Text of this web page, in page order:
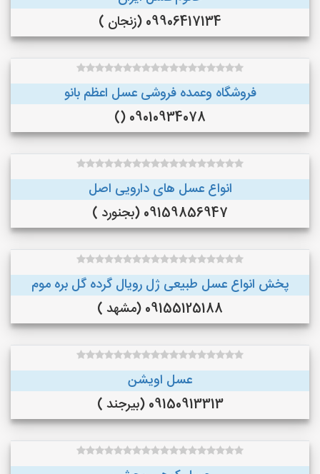
09906417134 (زنجان )
فروشگاه وعمده فروشی عسل اعظم بانو
09010934078 ()
انواع عسل های دارویی اصل
09159856947 (بجنورد )
پخش انواع عسل طبیعی ژل رویال گرده گل بره موم
09155125188 (مشهد )
عسل اویشن
09150913313 (بیرجند )